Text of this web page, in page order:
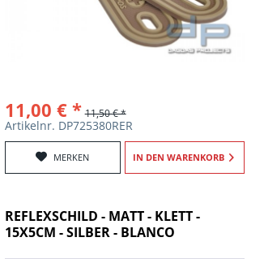
11,00 € * 11,50 € *
Artikelnr. DP725380RER
MERKEN IN DEN WARENKORB
REFLEXSCHILD - MATT - KLETT -
15X5CM - SILBER - BLANCO